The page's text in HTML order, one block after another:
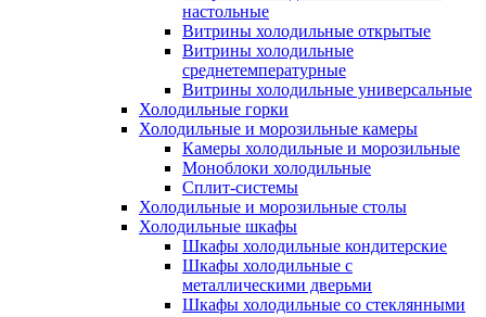
настольные
Витрины холодильные открытые
Витрины холодильные
среднетемпературные
Витрины холодильные универсальные
Холодильные горки
Холодильные и морозильные камеры
Камеры холодильные и морозильные
Моноблоки холодильные
Сплит-системы
Холодильные и морозильные столы
Холодильные шкафы
Шкафы холодильные кондитерские
Шкафы холодильные с
металлическими дверьми
Шкафы холодильные со стеклянными